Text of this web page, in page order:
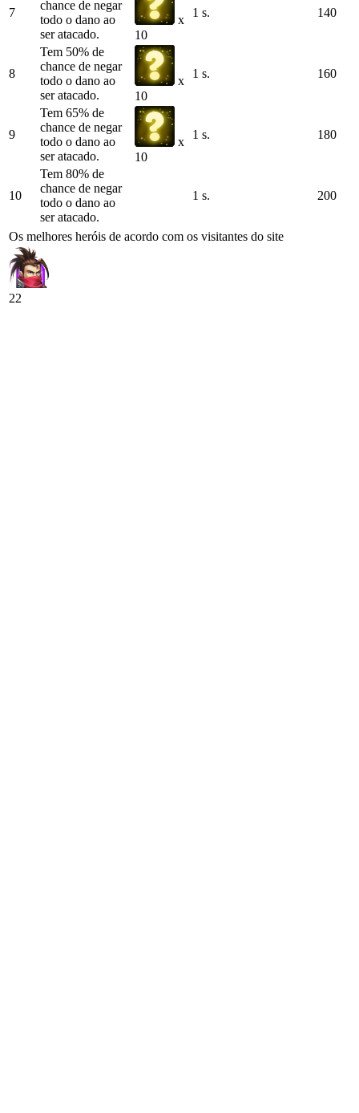
7
chance de negar
todo o dano ao
ser atacado.
x
10
1 s. 140
8
Tem 50% de
chance de negar
todo o dano ao
ser atacado.
x
10
1 s. 160
9
Tem 65% de
chance de negar
todo o dano ao
ser atacado.
x
10
1 s. 180
10
Tem 80% de
chance de negar
todo o dano ao
ser atacado.
1 s. 200
Os melhores heróis de acordo com os visitantes do site
22